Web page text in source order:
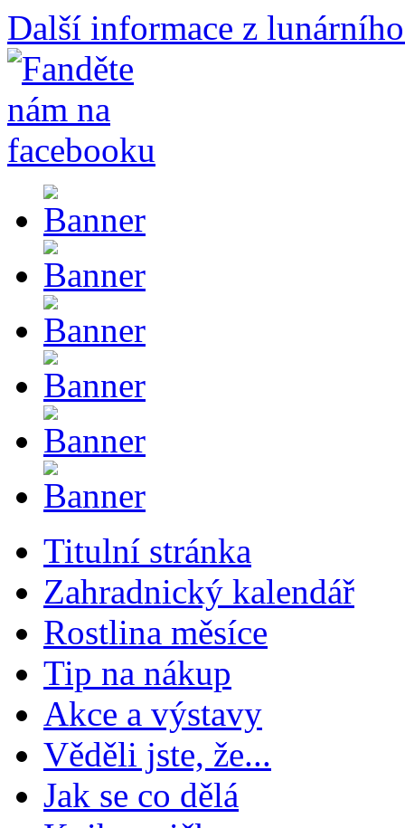
Další informace z
Titulní stránka
Zahradnický kalendář
Rostlina měsíce
Tip na nákup
Akce a výstavy
Věděli jste, že...
Jak se co dělá